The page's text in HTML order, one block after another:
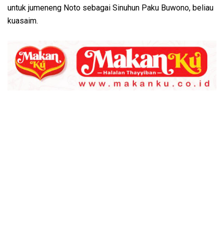
untuk jumeneng Noto sebagai Sinuhun Paku Buwono, beliau
kuasaim.